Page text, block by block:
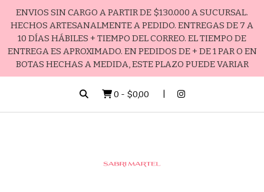
ENVIOS SIN CARGO A PARTIR DE $130.000 A SUCURSAL.
HECHOS ARTESANALMENTE A PEDIDO. ENTREGAS DE 7 A
10 DÍAS HÁBILES + TIEMPO DEL CORREO. EL TIEMPO DE
ENTREGA ES APROXIMADO. EN PEDIDOS DE + DE 1 PAR O EN
BOTAS HECHAS A MEDIDA, ESTE PLAZO PUEDE VARIAR
0 - $0,00